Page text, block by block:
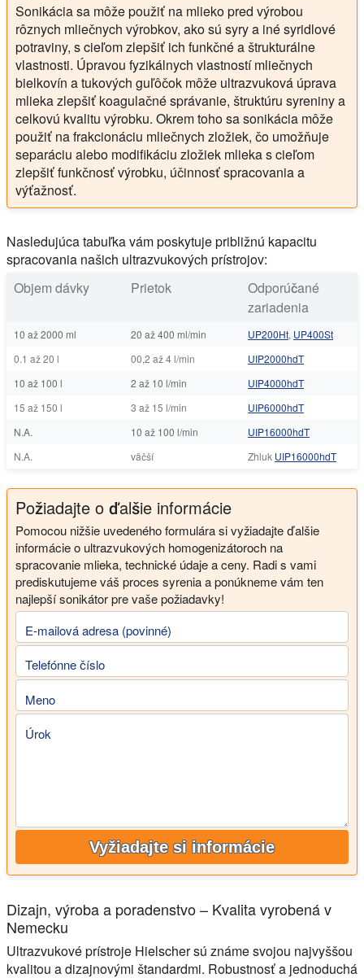
Sonikácia sa môže použiť na mlieko pred výrobou
rôznych mliečnych výrobkov, ako sú syry a iné syridlové
potraviny, s cieľom zlepšiť ich funkčné a štrukturálne
vlastnosti. Úpravou fyzikálnych vlastností mliečnych
bielkovín a tukových guľôčok môže ultrazvuková úprava
mlieka zlepšiť koagulačné správanie, štruktúru syreniny a
celkovú kvalitu výrobku. Okrem toho sa sonikácia môže
použiť na frakcionáciu mliečnych zložiek, čo umožňuje
separáciu alebo modifikáciu zložiek mlieka s cieľom
zlepšiť funkčnosť výrobku, účinnosť spracovania a
výťažnosť.
Nasledujúca tabuľka vám poskytuje približnú kapacitu
spracovania našich ultrazvukových prístrojov:
Objem dávky
Prietok
Odporúčané
zariadenia
10 až 2000 ml 20 až 400 ml/min UP200Ht, UP400St
0.1 až 20 l
00,2 až 4 l/min
UIP2000hdT
10 až 100 l
2 až 10 l/min
UIP4000hdT
15 až 150 l
3 až 15 l/min
UIP6000hdT
N.A.
10 až 100 l/min
UIP16000hdT
N.A.
väčší Zhluk UIP16000hdT
Požiadajte o ďalšie informácie
Pomocou nižšie uvedeného formulára si vyžiadajte ďalšie
informácie o ultrazvukových homogenizátoroch na
spracovanie mlieka, technické údaje a ceny. Radi s vami
prediskutujeme váš proces syrenia a ponúkneme vám ten
najlepší sonikátor pre vaše požiadavky!
E-mailová adresa (povinné)
Telefónne číslo
Meno
Úrok
Vyžiadajte si informácie
Dizajn, výroba a poradenstvo – Kvalita vyrobená v
Nemecku
Ultrazvukové prístroje Hielscher sú známe svojou najvyššou
kvalitou a dizajnovými štandardmi. Robustnosť a jednoduchá